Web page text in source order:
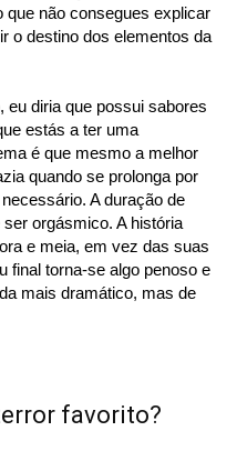
que não consegues explicar
o destino dos elementos da
eu diria que possui sabores
estás a ter uma
é que mesmo a melhor
quando se prolonga por
A duração de
orgásmico. A história
e meia, em vez das suas
final torna-se algo penoso e
mais dramático, mas de
favorito?